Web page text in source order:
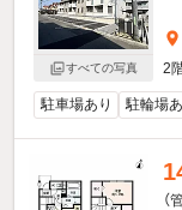
すべての写真
2
駐車場あり 駐輪場
（